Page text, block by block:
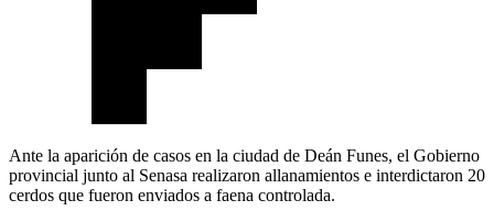
Ante la aparición de casos en la ciudad de Deán Funes, el Gobierno
provincial junto al Senasa realizaron allanamientos e interdictaron 20
cerdos que fueron enviados a faena controlada.